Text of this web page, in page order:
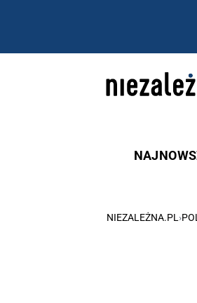
NIEZALEŻNA.PL ›